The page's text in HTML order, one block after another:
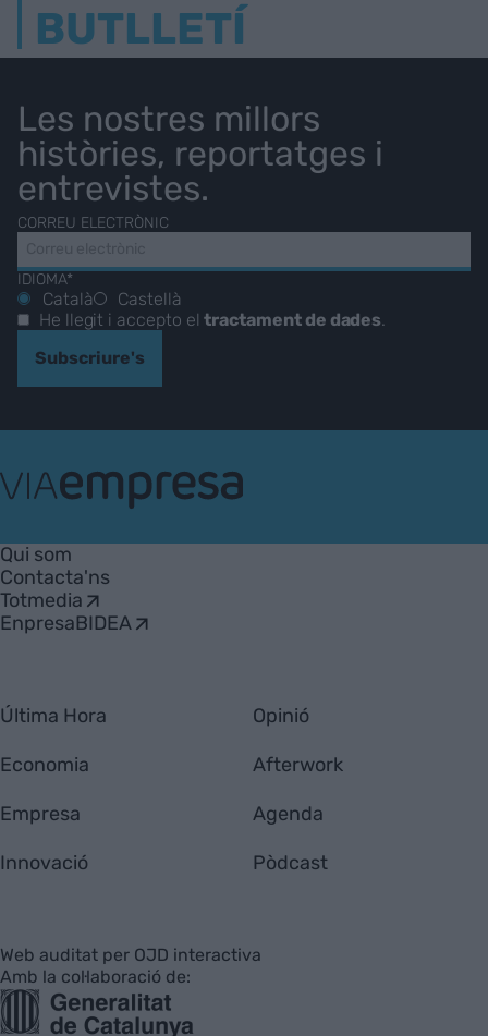
BUTLLETÍ
Les nostres millors
històries, reportatges i
entrevistes.
CORREU ELECTRÒNIC
IDIOMA*
Català
Castellà
He llegit i accepto eltractament de dades.
Subscriure's
Empresa
Qui som
Contacta'ns
Totmedia
EnpresaBIDEA
Última Hora
Economia
Empresa
Innovació
Opinió
Afterwork
Agenda
Pòdcast
Web auditat per OJD interactiva
Amb la col·laboració de: